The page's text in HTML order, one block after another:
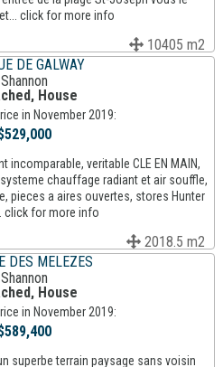
click for more info
10405 m2
DE GALWAY
Shannon
House
in November 2019:
veritable CLE EN MAIN,
chauffage radiant et air souffle,
pieces a aires ouvertes, stores Hunter
click for more info
2018.5 m2
DES MELEZES
Shannon
House
in November 2019:
superbe terrain paysage sans voisin